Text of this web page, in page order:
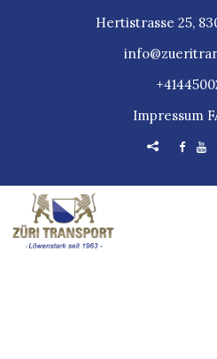
Hertistrasse 25,
Impressum